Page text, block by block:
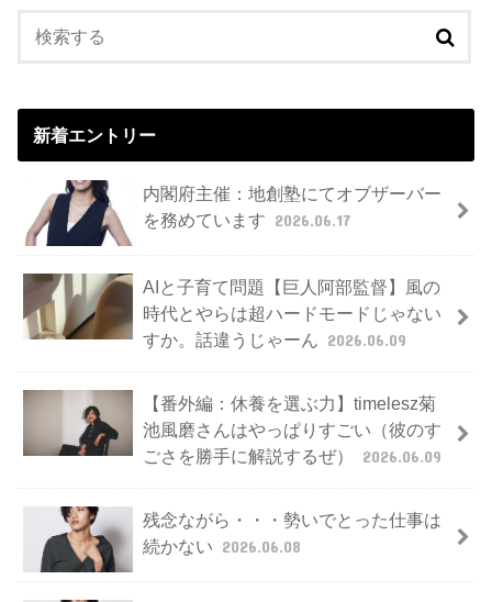
新着エントリー
内閣府主催：地創塾にてオブザーバー
を務めています 2026.06.17
AIと子育て問題【巨人阿部監督】風の
時代とやらは超ハードモードじゃない
すか。話違うじゃーん 2026.06.09
【番外編：休養を選ぶ力】timelesz菊
池風磨さんはやっぱりすごい（彼のす
ごさを勝手に解説するぜ）
2026.06.09
残念ながら・・・勢いでとった仕事は
続かない 2026.06.08